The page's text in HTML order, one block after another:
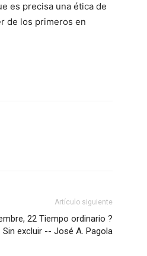
es precisa una ética de
de los primeros en
Artículo siguiente
22 Tiempo ordinario ?
Sin excluir -- José A. Pagola